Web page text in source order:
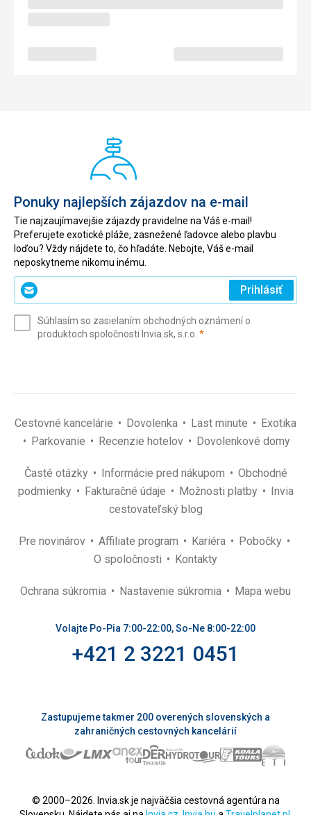
Ponuky najlepších zájazdov na e-mail
Tie najzaujímavejšie zájazdy pravidelne na Váš e-mail!
Preferujete exotické pláže, zasnežené ľadovce alebo plavbu
loďou? Vždy nájdete to, čo hľadáte. Nebojte, Váš e-mail
neposkytneme nikomu inému.
Zadajte
svoj
(povinné)
Prihlásiť
Súhlasím so zasielaním obchodných oznámení o
produktoch spoločnosti Invia.sk, s.r.o. *(povinné)
Cestovné kancelárie Dovolenka Last minute
Exotika
Parkovanie
Recenzie hotelov Dovolenkové domy
Časté otázky Informácie pred nákupom
Obchodné
podmienky
Fakturačné údaje Možnosti platby
Invia
cestovateľský blog
Pre novinárov Affiliate program Kariéra
Pobočky
O spoločnosti
Kontakty
Ochrana súkromia Nastavenie súkromia Mapa webu
Volajte Po-Pia 7:00-22:00, So-Ne 8:00-22:00
+421 2 3221 0451
Zastupujeme takmer 200 overených slovenských a
zahraničných cestovných kancelárií
© 2000–2026. Invia.sk je najväčšia cestovná agentúra na